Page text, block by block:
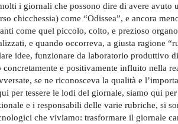
i giornali che possono dire di avere avuto
chicchessia) come “Odissea”, e ancora
come quel piccolo, colto, e prezioso
e quando occorreva, a giusta ragione
idee, funzionare da laboratorio produttivo
e positivamente influito nella
se ne riconosceva la qualità e
per tessere le lodi del giornale, siamo qui
e i responsabili delle varie rubriche, si
che viviamo: trasformare il giornale